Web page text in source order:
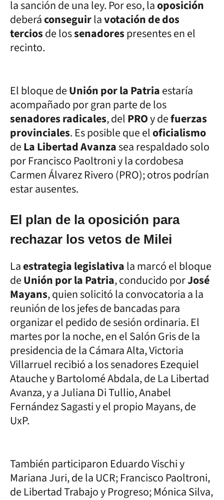
la sanción de una ley. Por eso, laoposición
deberáconseguirlavotación de dos
terciosde lossenadorespresentes en el
recinto.
El bloque deUnión por la Patriaestaría
acompañado por gran parte de los
senadores radicales, delPROy defuerzas
provinciales. Es posible que eloficialismo
deLa Libertad Avanzasea respaldado solo
por Francisco Paoltroni y la cordobesa
Carmen Álvarez Rivero (PRO); otros podrían
estar ausentes.
El plan de la oposición para
rechazar los vetos de Milei
Laestrategia legislativala marcó el bloque
deUnión por la Patria, conducido porJosé
Mayans, quien solicitó la convocatoria a la
reunión de los jefes de bancadas para
organizar el pedido de sesión ordinaria. El
martes por la noche, en el Salón Gris de la
presidencia de la Cámara Alta, Victoria
Villarruel recibió a los senadores Ezequiel
Atauche y Bartolomé Abdala, de La Libertad
Avanza, y a Juliana Di Tullio, Anabel
Fernández Sagasti y el propio Mayans, de
UxP.
También participaron Eduardo Vischi y
Mariana Juri, de la UCR; Francisco Paoltroni,
de Libertad Trabajo y Progreso; Mónica Silva,